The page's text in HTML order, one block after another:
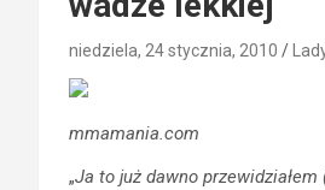
niedziela, 24 stycznia, 2010
mmamania.com
„Ja to już dawno